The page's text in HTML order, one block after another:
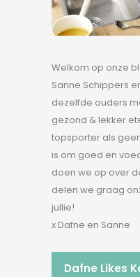
Welkom op onze
Sanne Schippers
dezelfde ouders
gezond & lekker
topsporter als
is om goed en
doen we op over
delen we graag
jullie!
x Dafne en Sanne
Dafne Likes